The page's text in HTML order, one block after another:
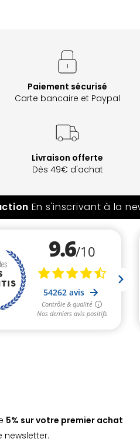
Paiement sécurisé
Carte bancaire et Paypal
Livraison offerte
Dès 49€ d'achat
En s'inscrivant à la
5% sur votre premier achat